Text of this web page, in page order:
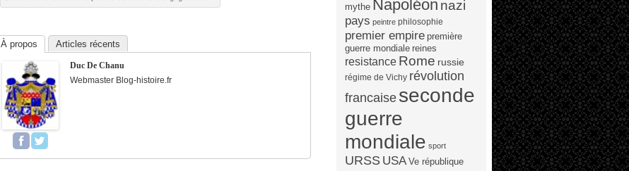
À propos Articles récents
Duc De Chanu
Webmaster Blog-histoire.fr
mythe Napoléon nazi
pays peintre philosophie
premier empire première
guerre mondiale reines
resistance Rome russie
régime de Vichy révolution
francaise seconde
guerre
mondiale sport
URSS USA Ve république